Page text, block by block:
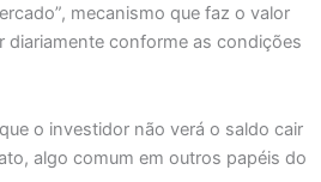
mecanismo que faz o valor
conforme as condições
o investidor não verá o saldo cair
algo comum em outros papéis do